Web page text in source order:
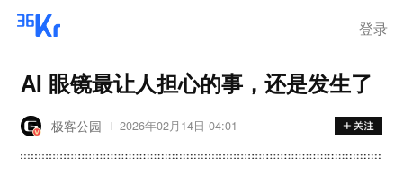
登录
AI 眼镜最让人担心的事，还是发生了
极客公园 2026年02月14日 04:01